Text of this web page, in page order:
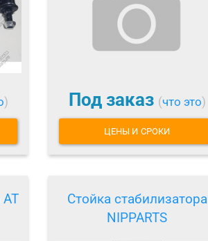
) Под заказ (что это)
ЦЕНЫ И СРОКИ
Стойка стабилизатора
NIPPARTS